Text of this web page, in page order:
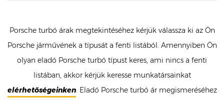
Porsche turbó árak megtekintéséhez kérjük válassza ki az Ön
Porsche járművének a típusát a fenti listából. Amennyiben Ön
olyan eladó Porsche turbó típust keres, ami nincs a fenti
listában, akkor kérjük keresse munkatársainkat
elérhetőségeinken. Eladó Porsche turbó ár megismeréséhez